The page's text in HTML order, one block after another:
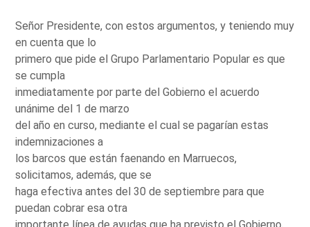
Señor Presidente, con estos argumentos, y teniendo muy
en cuenta que lo
primero que pide el Grupo Parlamentario Popular es que
se cumpla
inmediatamente por parte del Gobierno el acuerdo
unánime del 1 de marzo
del año en curso, mediante el cual se pagarían estas
indemnizaciones a
los barcos que están faenando en Marruecos,
solicitamos, además, que se
haga efectiva antes del 30 de septiembre para que
puedan cobrar esa otra
importante línea de ayudas que ha previsto el Gobierno,